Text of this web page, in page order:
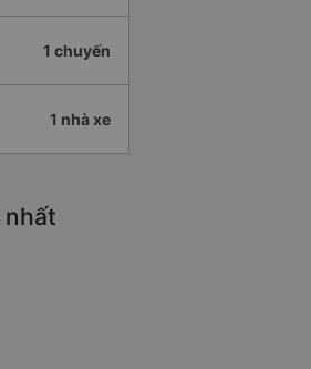
1 chuyến
1 nhà xe
nhất